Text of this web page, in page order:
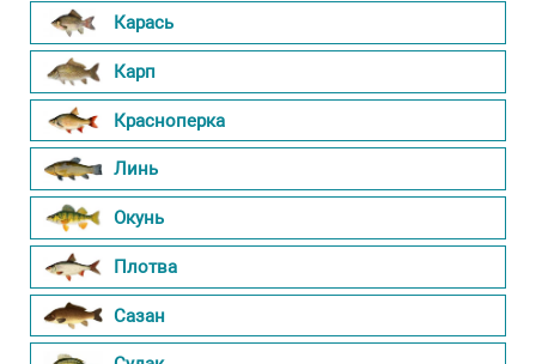
Карась
Карп
Красноперка
Линь
Окунь
Плотва
Сазан